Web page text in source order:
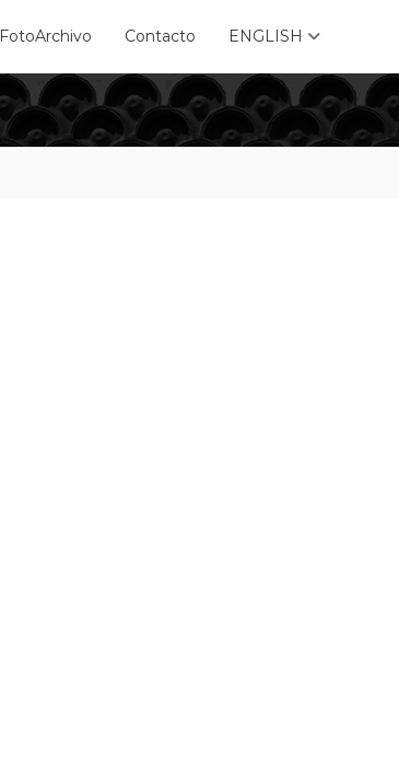
FotoArchivo Contacto ENGLISH